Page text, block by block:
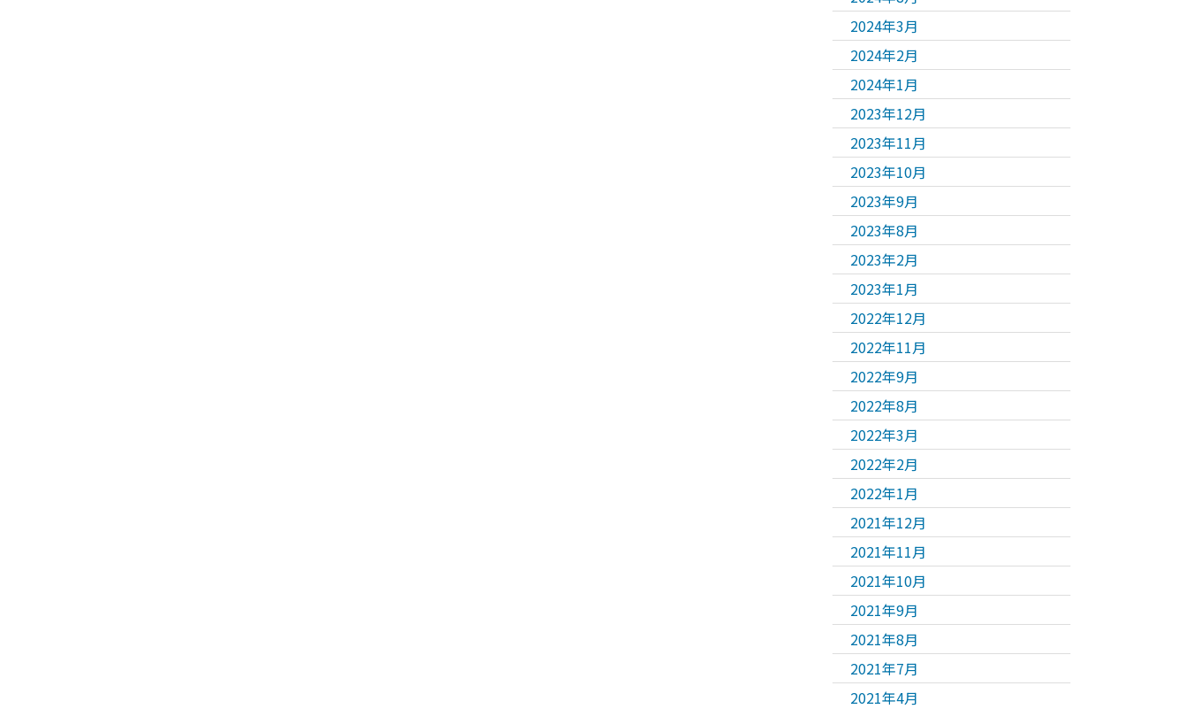
2024年3月
2024年2月
2024年1月
2023年12月
2023年11月
2023年10月
2023年9月
2023年8月
2023年2月
2023年1月
2022年12月
2022年11月
2022年9月
2022年8月
2022年3月
2022年2月
2022年1月
2021年12月
2021年11月
2021年10月
2021年9月
2021年8月
2021年7月
2021年4月